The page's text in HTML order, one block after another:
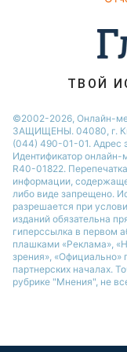
Советы от
ТВОЙ
©2002-2026, Онлайн-
ЗАЩИЩЕНЫ. 04080, г.
(044) 490-01-01. Адрес
Идентификатор
R40-01822.
информации,
либо виде запрещено.
разрешается при
изданий обязательна
гиперссылка в первом
плашками «Реклама»,
зрения», «Официально»
партнерских началах.
рубрике "Мнения", не